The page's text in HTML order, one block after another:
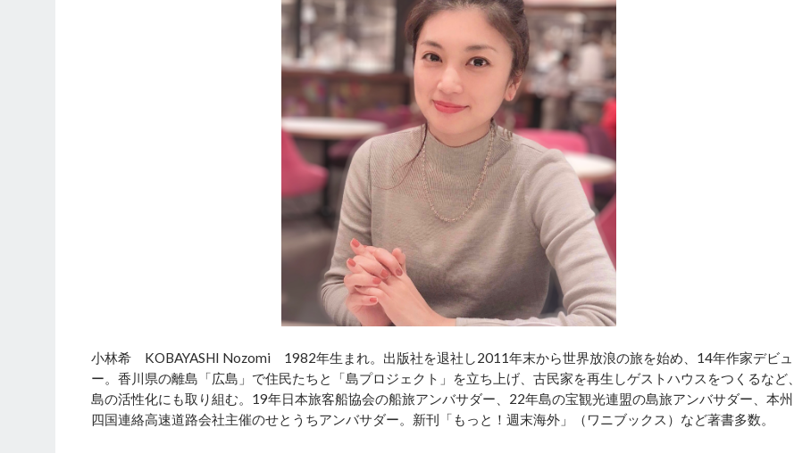
小林希 KOBAYASHI Nozomi 1982年生まれ。出版社を退社し2011年末から世界放浪の旅を始め、14年作家デビュ
ー。香川県の離島「広島」で住民たちと「島プロジェクト」を立ち上げ、古民家を再生しゲストハウスをつくるなど、
島の活性化にも取り組む。19年日本旅客船協会の船旅アンバサダー、22年島の宝観光連盟の島旅アンバサダー、本州
四国連絡高速道路会社主催のせとうちアンバサダー。新刊「もっと！週末海外」（ワニブックス）など著書多数。